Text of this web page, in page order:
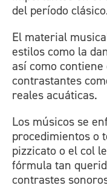
del período
El material
estilos como la
así como
contrastantes
reales acuáticas.
Los músicos se
procedimientos o
pizzicato o el col
fórmula tan
contrastes